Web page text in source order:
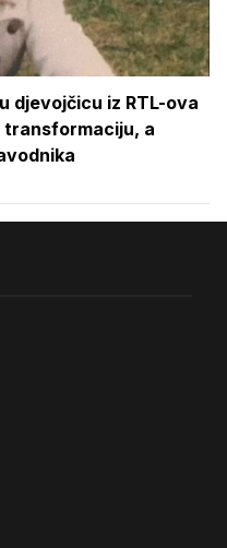
djevojčicu iz RTL-ova
transformaciju, a